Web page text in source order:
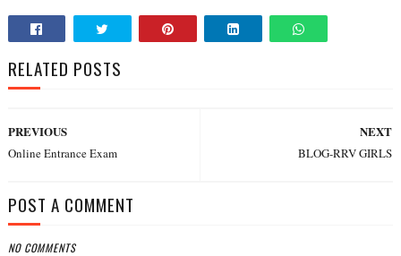
RELATED POSTS
NEXT
BLOG-RRV GIRLS
PREVIOUS
Online Entrance Exam
POST A COMMENT
NO COMMENTS